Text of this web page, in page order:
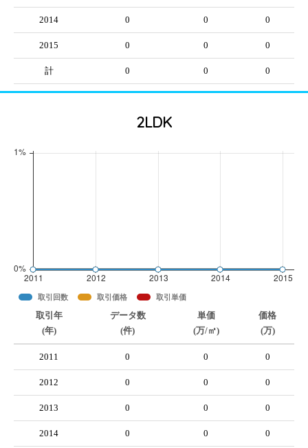
2014 0 0 0
2015 0 0 0
計 0 0 0
2LDK
取引回数 取引価格 取引単価
取引年
(年)
データ数
(件)
単価
(万/㎡)
価格
(万)
2011 0 0 0
2012 0 0 0
2013 0 0 0
2014 0 0 0